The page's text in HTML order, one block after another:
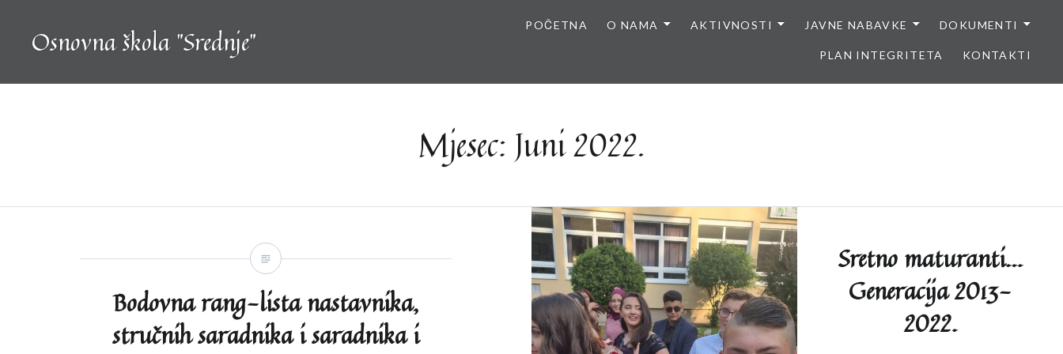
contentOsnovna škola "Srednje" POČETNA O NAMA AKTIVNOSTI JAVNE NABAVKE DOKUMENTI
PLAN INTEGRITETA KONTAKTI
Mjesec: Juni 2022.
Bodovna rang-lista nastavnika,
stručnih saradnika i saradnika i
Sretno maturanti…
Generacija 2013-
2022.